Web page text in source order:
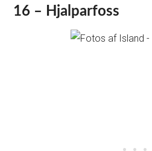
16 – Hjalparfoss